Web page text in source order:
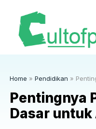
Home » Pendidikan »
Pentingnya
Dasar untuk